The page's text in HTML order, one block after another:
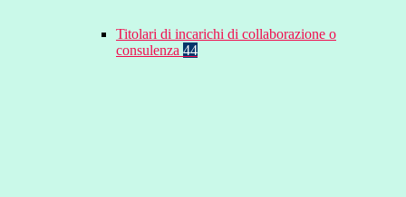
Titolari di incarichi di collaborazione o
consulenza 44